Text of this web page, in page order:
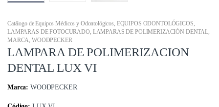
Catálogo de Equipos Médicos y Odontológicos, EQUIPOS ODONTOLÓGICOS,
LAMPARAS DE FOTOCURADO, LAMPARAS DE POLIMERIZACIÓN DENTAL,
MARCA,WOODPECKER
LAMPARA DE POLIMERIZACION
DENTAL LUX VI
Marca: WOODPECKER